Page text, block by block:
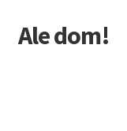
Przejdź
do
Przejdź
do
Ale dom!